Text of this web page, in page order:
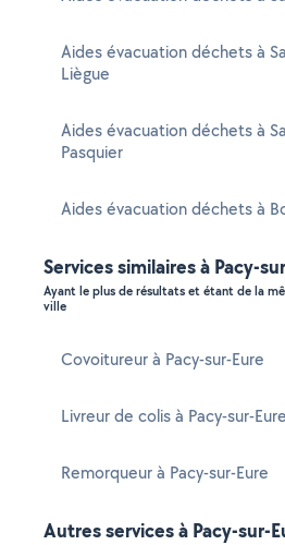
Aides évacuation déchets à
Liègue
Aides évacuation déchets à
Pasquier
Aides évacuation déchets à
Services similaires à Pacy-
Ayant le plus de résultats et étant de la
ville
Covoitureur à Pacy-sur-Eure
Livreur de colis à Pacy-sur-Eure
Remorqueur à Pacy-sur-Eure
Autres services à Pacy-sur-